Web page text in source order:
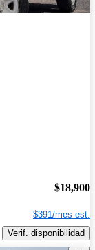
$18,900
$391/mes est.
Verif. disponibilidad